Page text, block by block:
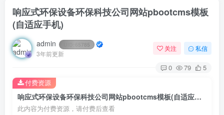
响应式环保设备环保科技公司网站pbootcms模板
(自适应手机)
admin 65785
3年前更新
关注 私信
0 79 5
响应式环保设备环保科技公司网站pbootcms模板(自适应手机)
此内容为付费资源，请付费后查看
付费资源